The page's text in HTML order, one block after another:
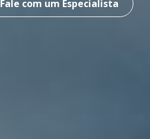
Fale com um Especialista